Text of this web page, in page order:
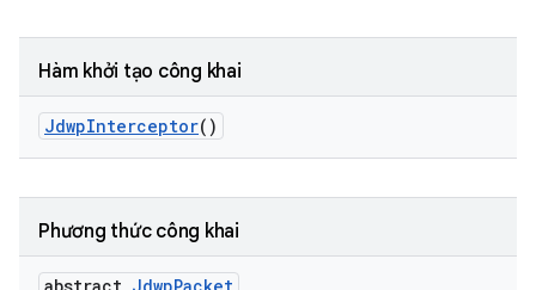
Hàm khởi tạo công khai
JdwpInterceptor()
Phương thức công khai